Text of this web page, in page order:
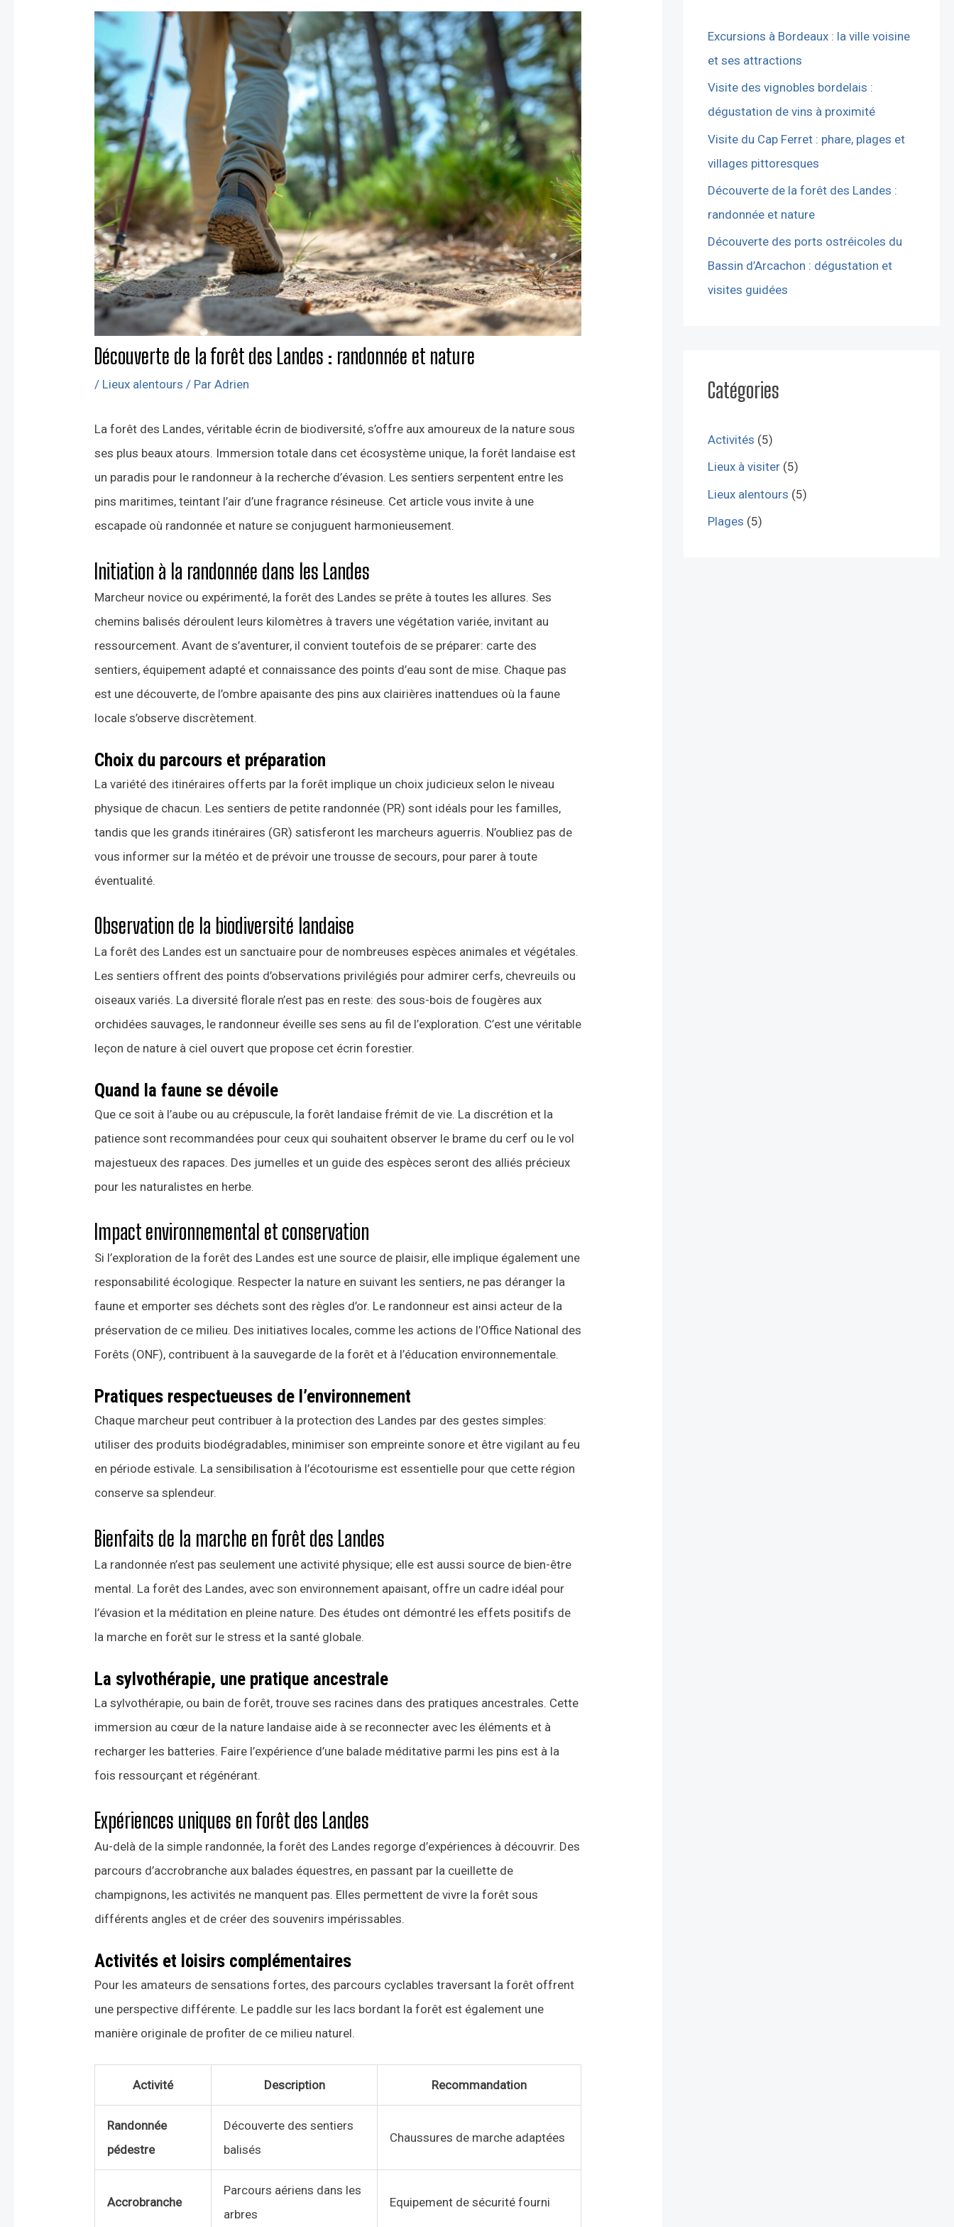
Découverte de la forêt des Landes : randonnée et nature
/ Lieux alentours / ParAdrien
La forêt des Landes, véritable écrin de biodiversité, s’offre aux amoureux de la nature sous
ses plus beaux atours. Immersion totale dans cet écosystème unique, la forêt landaise est
un paradis pour le randonneur à la recherche d’évasion. Les sentiers serpentent entre les
pins maritimes, teintant l’air d’une fragrance résineuse. Cet article vous invite à une
escapade où randonnée et nature se conjuguent harmonieusement.
Initiation à la randonnée dans les Landes
Marcheur novice ou expérimenté, la forêt des Landes se prête à toutes les allures. Ses
chemins balisés déroulent leurs kilomètres à travers une végétation variée, invitant au
ressourcement. Avant de s’aventurer, il convient toutefois de se préparer: carte des
sentiers, équipement adapté et connaissance des points d’eau sont de mise. Chaque pas
est une découverte, de l’ombre apaisante des pins aux clairières inattendues où la faune
locale s’observe discrètement.
Choix du parcours et préparation
La variété des itinéraires offerts par la forêt implique un choix judicieux selon le niveau
physique de chacun. Les sentiers de petite randonnée (PR) sont idéals pour les familles,
tandis que les grands itinéraires (GR) satisferont les marcheurs aguerris. N’oubliez pas de
vous informer sur la météo et de prévoir une trousse de secours, pour parer à toute
éventualité.
Observation de la biodiversité landaise
La forêt des Landes est un sanctuaire pour de nombreuses espèces animales et végétales.
Les sentiers offrent des points d’observations privilégiés pour admirer cerfs, chevreuils ou
oiseaux variés. La diversité florale n’est pas en reste: des sous-bois de fougères aux
orchidées sauvages, le randonneur éveille ses sens au fil de l’exploration. C’est une véritable
leçon de nature à ciel ouvert que propose cet écrin forestier.
Quand la faune se dévoile
Que ce soit à l’aube ou au crépuscule, la forêt landaise frémit de vie. La discrétion et la
patience sont recommandées pour ceux qui souhaitent observer le brame du cerf ou le vol
majestueux des rapaces. Des jumelles et un guide des espèces seront des alliés précieux
pour les naturalistes en herbe.
Impact environnemental et conservation
Si l’exploration de la forêt des Landes est une source de plaisir, elle implique également une
responsabilité écologique. Respecter la nature en suivant les sentiers, ne pas déranger la
faune et emporter ses déchets sont des règles d’or. Le randonneur est ainsi acteur de la
préservation de ce milieu. Des initiatives locales, comme les actions de l’Office National des
Forêts (ONF), contribuent à la sauvegarde de la forêt et à l’éducation environnementale.
Pratiques respectueuses de l’environnement
Chaque marcheur peut contribuer à la protection des Landes par des gestes simples:
utiliser des produits biodégradables, minimiser son empreinte sonore et être vigilant au feu
en période estivale. La sensibilisation à l’écotourisme est essentielle pour que cette région
conserve sa splendeur.
Bienfaits de la marche en forêt des Landes
La randonnée n’est pas seulement une activité physique; elle est aussi source de bien-être
mental. La forêt des Landes, avec son environnement apaisant, offre un cadre idéal pour
l’évasion et la méditation en pleine nature. Des études ont démontré les effets positifs de
la marche en forêt sur le stress et la santé globale.
La sylvothérapie, une pratique ancestrale
La sylvothérapie, ou bain de forêt, trouve ses racines dans des pratiques ancestrales. Cette
immersion au cœur de la nature landaise aide à se reconnecter avec les éléments et à
recharger les batteries. Faire l’expérience d’une balade méditative parmi les pins est à la
fois ressourçant et régénérant.
Expériences uniques en forêt des Landes
Au-delà de la simple randonnée, la forêt des Landes regorge d’expériences à découvrir. Des
parcours d’accrobranche aux balades équestres, en passant par la cueillette de
champignons, les activités ne manquent pas. Elles permettent de vivre la forêt sous
différents angles et de créer des souvenirs impérissables.
Activités et loisirs complémentaires
Pour les amateurs de sensations fortes, des parcours cyclables traversant la forêt offrent
une perspective différente. Le paddle sur les lacs bordant la forêt est également une
manière originale de profiter de ce milieu naturel.
Activité Description Recommandation
Randonnée
pédestre
Découverte des sentiers
balisés
Chaussures de marche adaptées
Accrobranche
Parcours aériens dans les
arbres
Equipement de sécurité fourni
Excursions à Bordeaux : la ville voisine
et ses attractions
Visite des vignobles bordelais :
dégustation de vins à proximité
Visite du Cap Ferret : phare, plages et
villages pittoresques
Découverte de la forêt des Landes :
randonnée et nature
Découverte des ports ostréicoles du
Bassin d’Arcachon : dégustation et
visites guidées
Catégories
Activités (5)
Lieux à visiter(5)
Lieux alentours (5)
Plages (5)